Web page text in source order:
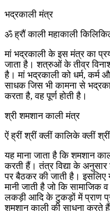
भद्रकाली मंत्र
ॐ ह्रौं काली महाकाली
मां भद्रकाली के इस मंत्र का
जाता है। शत्रुओं के तीव्र
है। मां भद्रकाली को धर्म, कर्म
साधक जिस भी कामना से
करता है, वह पूर्ण होती है।
श्री शमशान काली मंत्र
ऐं ह्रीं श्रीं क्लीं कालिके क्लीं
यह माना जाता है कि शमशान
करती हैं। तंत्र विद्या के
पर बैठकर की जाती है। इसलिए
मानी जाती है जो कि
लकड़ी आदि के टुकड़ों में प्राण
शमशान काली की साधना करते